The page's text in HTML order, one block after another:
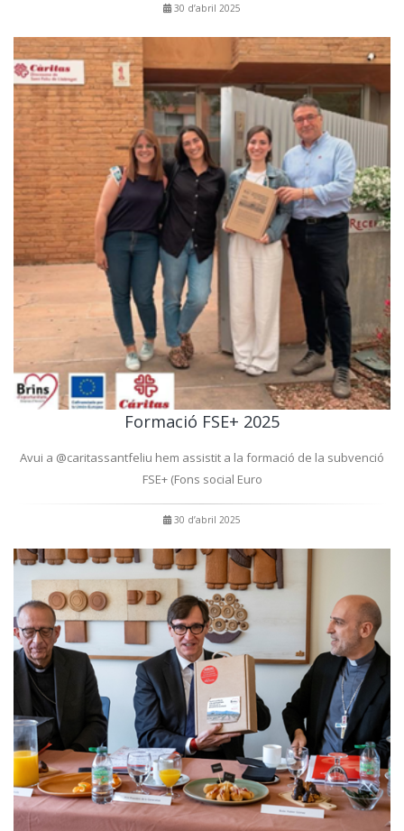
30 d’abril 2025
Formació FSE+ 2025
Avui a @caritassantfeliu hem assistit a la formació de la subvenció
FSE+ (Fons social Euro
30 d’abril 2025